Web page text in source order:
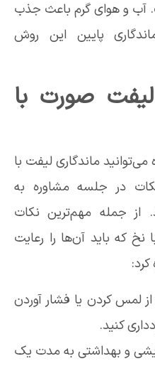
آب و هوای گرم باعث جذب
پایین این روش
صورت با
ماندگاری لیفت با
در جلسه مشاوره به
از جمله مهم‌ترین نکات
نخ که باید آن‌ها را رعایت
کرد:
لمس کردن یا فشار آوردن
کنید.
و بهداشتی به مدت یک